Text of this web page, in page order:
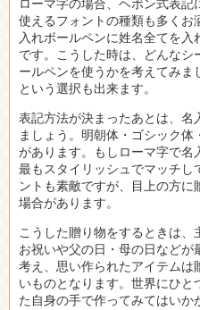
ローマ字の場合、ヘボン式表記
使えるフォントの種類も多くお
入れボールペンに姓名全てを
です。こうした時は、どんな
ールペンを使うかを考えてみ
という選択も出来ます。
表記方法が決まったあとは、
ましょう。明朝体・ゴシック
があります。もしローマ字で
最もスタイリッシュでマッチし
ントも素敵ですが、目上の方
場合があります。
こうした贈り物をするときは
お祝いや父の日・母の日など
考え、思い作られたアイテムは
いものとなります。世界にひ
た自身の手で作ってみてはいか